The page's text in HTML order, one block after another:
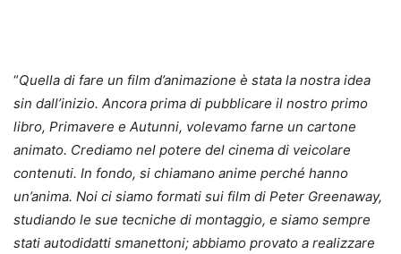
“Quella di fare un film d’animazione è stata la nostra idea
sin dall’inizio. Ancora prima di pubblicare il nostro primo
libro, Primavere e Autunni, volevamo farne un cartone
animato. Crediamo nel potere del cinema di veicolare
contenuti. In fondo, si chiamano anime perché hanno
un’anima. Noi ci siamo formati sui film di Peter Greenaway,
studiando le sue tecniche di montaggio, e siamo sempre
stati autodidatti smanettoni; abbiamo provato a realizzare